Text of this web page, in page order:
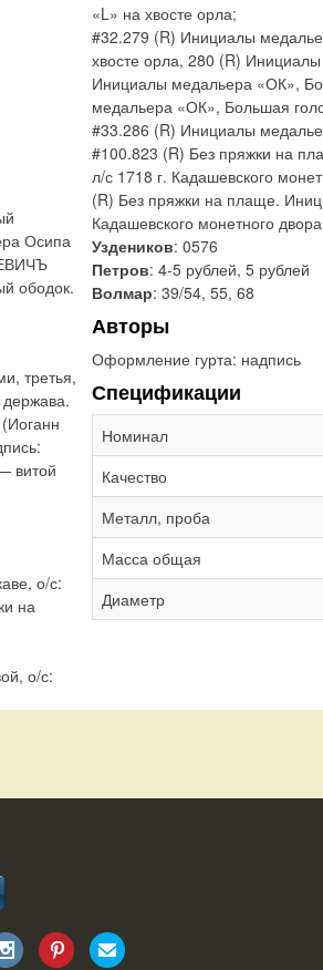
Осипа
ободок.
третья,
витой
о/с:
на
о/с:
«L» на хвосте орла;
#32.279 (R) Инициалы
хвосте орла, 280 (R)
Инициалы медальера «ОК»,
медальера «ОК», Большая
#33.286 (R) Инициалы
#100.823 (R) Без пряжки на
л/с 1718 г. Кадашевского
(R) Без пряжки на плаще.
Кадашевского монетного
Уздеников: 0576
Петров: 4-5 рублей, 5 рублей
Волмар: 39/54, 55, 68
Авторы
Оформление гурта: надпись
Спецификации
Номинал
Качество
Металл, проба
Масса общая
Диаметр